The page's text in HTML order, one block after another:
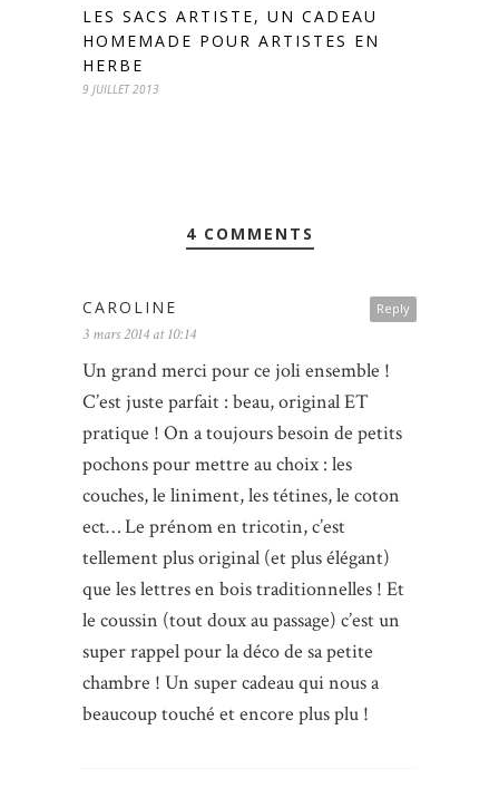
LES SACS ARTISTE, UN CADEAU
HOMEMADE POUR ARTISTES EN
HERBE
9 JUILLET 2013
4 COMMENTS
Reply
CAROLINE
3 mars 2014 at 10:14
Un grand merci pour ce joli ensemble !
C’est juste parfait : beau, original ET
pratique ! On a toujours besoin de petits
pochons pour mettre au choix : les
couches, le liniment, les tétines, le coton
ect… Le prénom en tricotin, c’est
tellement plus original (et plus élégant)
que les lettres en bois traditionnelles ! Et
le coussin (tout doux au passage) c’est un
super rappel pour la déco de sa petite
chambre ! Un super cadeau qui nous a
beaucoup touché et encore plus plu !